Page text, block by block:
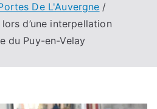
De L'Auvergne
d’une interpellation
du Puy-en-Velay